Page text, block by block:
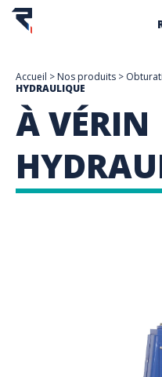
Accueil > Nos produits >
HYDRAULIQUE
À VÉRIN